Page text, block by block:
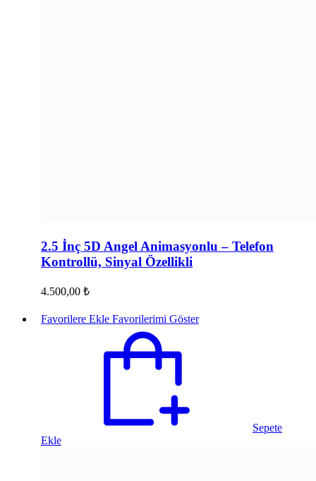
2.5 İnç 5D Angel Animasyonlu – Telefon
Kontrollü, Sinyal Özellikli
4.500,00 ₺
Favorilere Ekle Favorilerimi Göster
Sepete
Ekle